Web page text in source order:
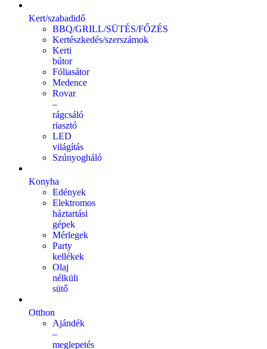
Kert/szabadidő
BBQ/GRILL/SÜTÉS/FŐZÉS
Kertészkedés/szerszámok
Kerti
bútor
Fóliasátor
Medence
Rovar
–
rágcsáló
riasztó
LED
világítás
Szúnyogháló
Konyha
Edények
Elektromos
háztartási
gépek
Mérlegek
Party
kellékek
Olaj
nélküli
sütő
Otthon
Ajándék
–
meglepetés